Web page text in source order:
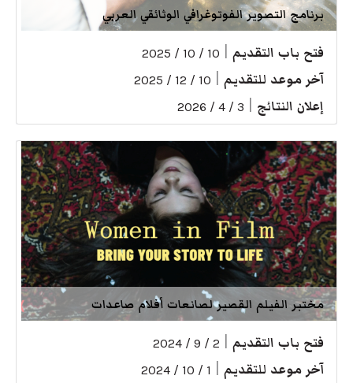
برنامج التصوير الفوتوغرافي الوثائقي العربي
فتح باب التقديم 10 / 10 / 2025
آخر موعد للتقديم 10 / 12 / 2025
إعلان النتائج 3 / 4 / 2026
مختبر الفيلم القصير لصانعات أفلام صاعدات
فتح باب التقديم 2 / 9 / 2024
آخر موعد للتقديم 1 / 10 / 2024